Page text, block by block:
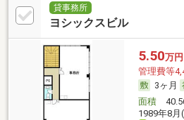
貸事務所
ヨシックスビル
5.50万円
管理費等
3ヶ月
面積
1989年8